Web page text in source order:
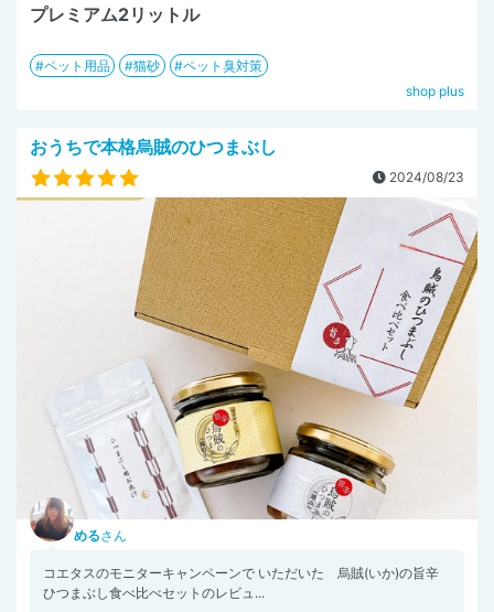
プレミアム2リットル
ペット用品 猫砂
ペット臭対策
shop plus
おうちで本格烏賊のひつまぶし
2024/08/23
めるさん
コエタスのモニターキャンペーンで いただいた 烏賊(いか)の旨辛
ひつまぶし食べ比べセットのレビュ...